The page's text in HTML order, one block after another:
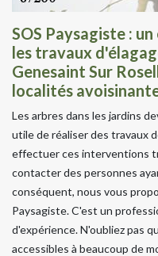
SOS Paysagiste :
les travaux
Genesaint Sur
localités
Les arbres dans les jardins
utile de réaliser des travaux
effectuer ces interventions
contacter des personnes
conséquent, nous vous
Paysagiste. C'est un
d'expérience. N'oubliez pas
accessibles à beaucoup de